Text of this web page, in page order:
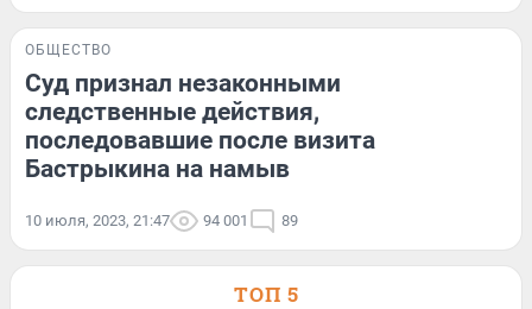
ОБЩЕСТВО
Суд признал незаконными
следственные действия,
последовавшие после визита
Бастрыкина на намыв
10 июля, 2023, 21:47 94 001 89
ТОП 5